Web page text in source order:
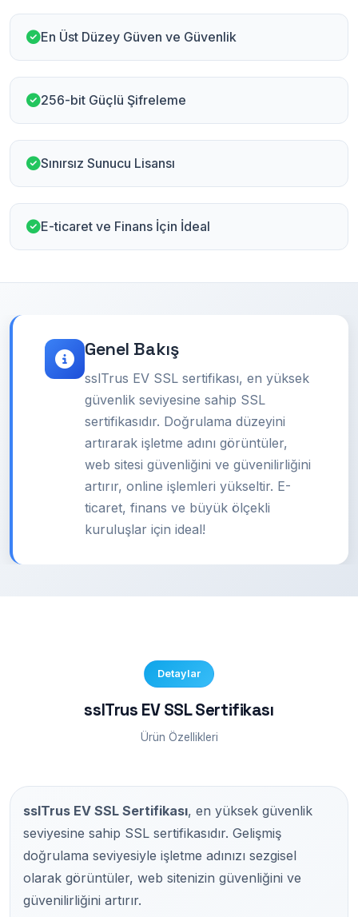
En Üst Düzey Güven ve Güvenlik
256-bit Güçlü Şifreleme
Sınırsız Sunucu Lisansı
E-ticaret ve Finans İçin İdeal
Genel Bakış
sslTrus EV SSL sertifikası, en yüksek
güvenlik seviyesine sahip SSL
sertifikasıdır. Doğrulama düzeyini
artırarak işletme adını görüntüler,
web sitesi güvenliğini ve güvenilirliğini
artırır, online işlemleri yükseltir. E-
ticaret, finans ve büyük ölçekli
kuruluşlar için ideal!
Detaylar
sslTrus EV SSL Sertifikası
Ürün Özellikleri
sslTrus EV SSL Sertifikası, en yüksek güvenlik
seviyesine sahip SSL sertifikasıdır. Gelişmiş
doğrulama seviyesiyle işletme adınızı sezgisel
olarak görüntüler, web sitenizin güvenliğini ve
güvenilirliğini artırır.